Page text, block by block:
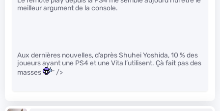
meilleur argument de la console.
Aux dernières nouvelles, d’après Shuhei Yoshida, 10 % des
joueurs ayant une PS4 et une Vita l’utilisent. Çà fait pas des
masses
" />